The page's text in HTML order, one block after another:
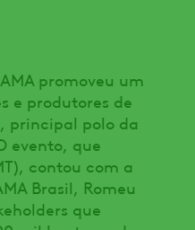
promoveu um
e produtores de
principal polo da
evento, que
contou com a
Brasil, Romeu
que